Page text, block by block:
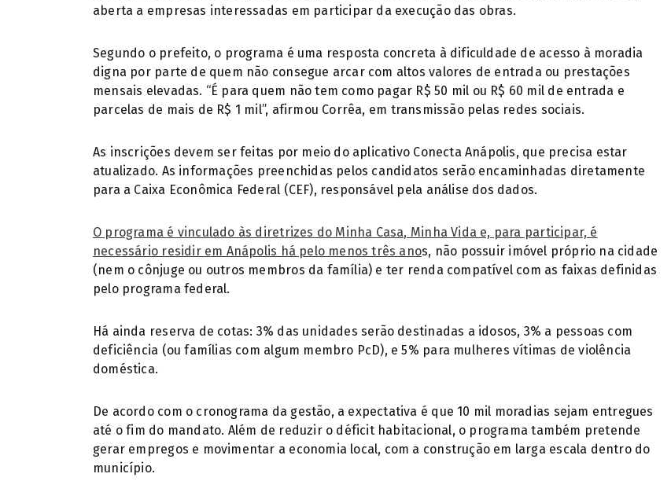
aberta a empresas interessadas em participar da execução das obras.
Segundo o prefeito, o programa é uma resposta concreta à dificuldade de acesso à moradia
digna por parte de quem não consegue arcar com altos valores de entrada ou prestações
mensais elevadas. “É para quem não tem como pagar R$ 50 mil ou R$ 60 mil de entrada e
parcelas de mais de R$ 1 mil”, afirmou Corrêa, em transmissão pelas redes sociais.
As inscrições devem ser feitas por meio do aplicativo Conecta Anápolis, que precisa estar
atualizado. As informações preenchidas pelos candidatos serão encaminhadas diretamente
para a Caixa Econômica Federal (CEF), responsável pela análise dos dados.
O programa é vinculado às diretrizes do Minha Casa, Minha Vida e, para participar, é
necessário residir em Anápolis há pelo menos três anos, não possuir imóvel próprio na cidade
(nem o cônjuge ou outros membros da família) e ter renda compatível com as faixas definidas
pelo programa federal.
Há ainda reserva de cotas: 3% das unidades serão destinadas a idosos, 3% a pessoas com
deficiência (ou famílias com algum membro PcD), e 5% para mulheres vítimas de violência
doméstica.
De acordo com o cronograma da gestão, a expectativa é que 10 mil moradias sejam entregues
até o fim do mandato. Além de reduzir o déficit habitacional, o programa também pretende
gerar empregos e movimentar a economia local, com a construção em larga escala dentro do
município.